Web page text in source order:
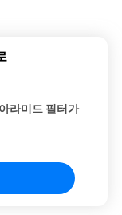
라미드 필터가